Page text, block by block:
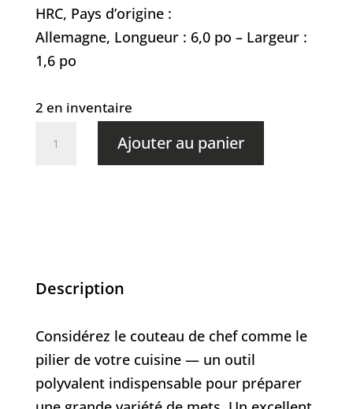
HRC, Pays d’origine :
Allemagne, Longueur : 6,0 po – Largeur :
1,6 po
2 en inventaire
6
Ajouter au panier
Description
Considérez le couteau de chef comme le
pilier de votre cuisine — un outil
polyvalent indispensable pour préparer